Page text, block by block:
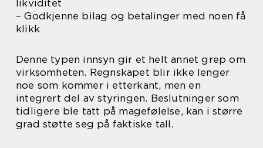
likviditet
– Godkjenne bilag og betalinger med noen få
klikk
Denne typen innsyn gir et helt annet grep om
virksomheten. Regnskapet blir ikke lenger
noe som kommer i etterkant, men en
integrert del av styringen. Beslutninger som
tidligere ble tatt på magefølelse, kan i større
grad støtte seg på faktiske tall.